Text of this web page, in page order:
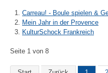
Carreau! - Boule spielen &
Mein Jahr in der Provence
KulturSchock Frankreich
Seite 1 von 8